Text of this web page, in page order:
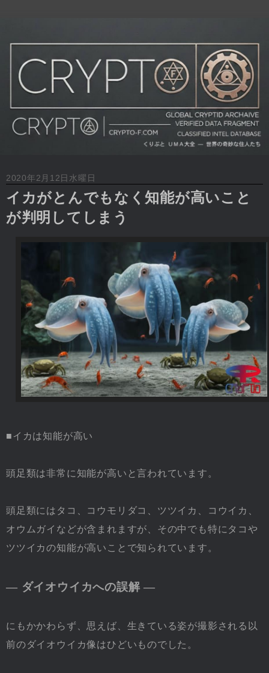
2020年2月12日水曜日
イカがとんでもなく知能が高いこと
が判明してしまう
■イカは知能が高い
頭足類は非常に知能が高いと言われています。
頭足類にはタコ、コウモリダコ、ツツイカ、コウイカ、
オウムガイなどが含まれますが、その中でも特にタコや
ツツイカの知能が高いことで知られています。
― ダイオウイカへの誤解 ―
にもかかわらず、思えば、生きている姿が撮影される以
前のダイオウイカ像はひどいものでした。